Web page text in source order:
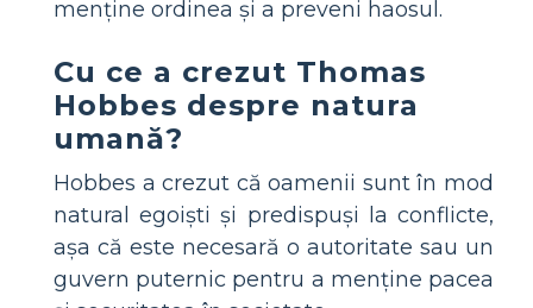
menține ordinea și a preveni haosul.
Cu ce a crezut Thomas
Hobbes despre natura
umană?
Hobbes a crezut că oamenii sunt în mod
natural egoiști și predispuși la conflicte,
așa că este necesară o autoritate sau un
guvern puternic pentru a menține pacea